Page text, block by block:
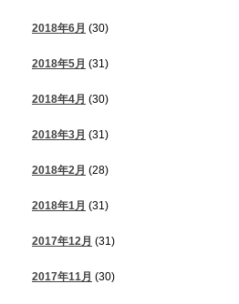
2018年6月 (30)
2018年5月 (31)
2018年4月 (30)
2018年3月 (31)
2018年2月 (28)
2018年1月 (31)
2017年12月 (31)
2017年11月 (30)